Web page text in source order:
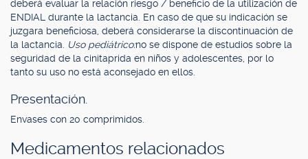
deberá evaluar la relación riesgo / beneficio de la utilización de
ENDIAL durante la lactancia. En caso de que su indicación se
juzgara beneficiosa, deberá considerarse la discontinuación de
la lactancia.
Uso pediátrico:no se dispone de estudios sobre la
seguridad de la cinitaprida en niños y adolescentes, por lo
tanto su uso no está aconsejado en ellos.
Presentación.
Envases con 20 comprimidos.
Medicamentos relacionados